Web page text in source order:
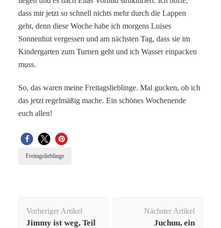
dass mir jetzt so schnell nichts mehr durch die Lappen
geht, denn diese Woche habe ich morgens Luises
Sonnenhut vergessen und am nächsten Tag, dass sie im
Kindergarten zum Turnen geht und ich Wasser einpacken
muss.
So, das waren meine Freitagslieblinge. Mal gucken, ob ich
das jetzt regelmäßig mache. Ein schönes Wochenende
euch allen!
Freitagslieblinge
Vorheriger Artikel
Jimmy ist weg, Teil
Nächster Artikel
Juchuu, ein